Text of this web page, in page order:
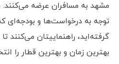
مشهد به مسافران عرضه
توجه به درخواست‌ها و بودجه‌ای
بهترین زمان و بهترین قطار را